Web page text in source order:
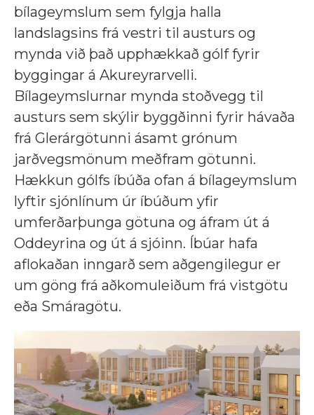
bílageymslum sem fylgja halla
landslagsins frá vestri til austurs og
mynda við það upphækkað gólf fyrir
byggingar á Akureyrarvelli.
Bílageymslurnar mynda stoðvegg til
austurs sem skýlir byggðinni fyrir hávaða
frá Glerárgötunni ásamt grónum
jarðvegsmönum meðfram götunni.
Hækkun gólfs íbúða ofan á bílageymslum
lyftir sjónlínum úr íbúðum yfir
umferðarþunga götuna og áfram út á
Oddeyrina og út á sjóinn. Íbúar hafa
aflokaðan inngarð sem aðgengilegur er
um göng frá aðkomuleiðum frá vistgötu
eða Smáragötu.